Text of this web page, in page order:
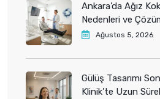
Ankara’da Ağız
Nedenleri ve
Ağustos 5, 2026
Gülüş Tasarımı
Klinik’te Uzun